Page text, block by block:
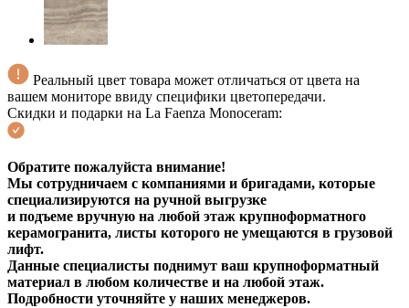
Реальный цвет товара может отличаться от цвета на
вашем мониторе ввиду специфики цветопередачи.
Скидки и подарки на La Faenza Monoceram:
Обратите пожалуйста внимание!
Мы сотрудничаем с компаниями и бригадами, которые
специализируются на ручной выгрузке
и подъеме вручную на любой этаж крупноформатного
керамогранита, листы которого не умещаются в грузовой
лифт.
Данные специалисты поднимут ваш крупноформатный
материал в любом количестве и на любой этаж.
Подробности уточняйте у наших менеджеров.